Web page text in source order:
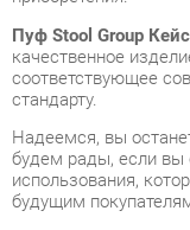
Надеемся, вы
будем рады, если вы
использования,
будущим покупателям.
консультацию, фото
e-mail, телефону в
Telegram и WhatsApp.